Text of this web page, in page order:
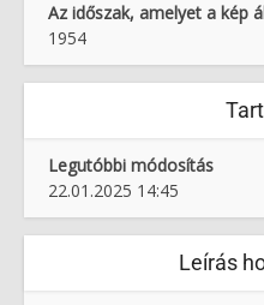
Az időszak, amelyet a kép
1954
Legutóbbi módosítás
22.01.2025 14:45
Leírás